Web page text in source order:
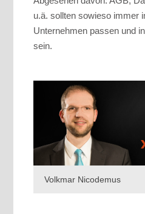
u.ä. sollten sowieso immer
Unternehmen passen und
sein.
Volkmar Nicodemus